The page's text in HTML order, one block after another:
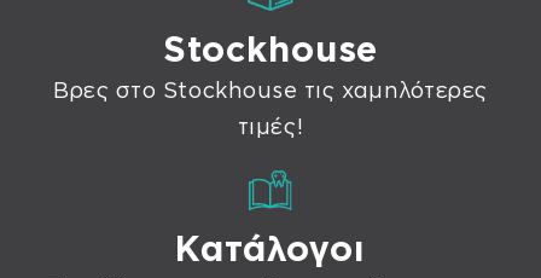
Stockhouse
Βρες στο Stockhouse τις χαμηλότερες
τιμές!
Κατάλογοι